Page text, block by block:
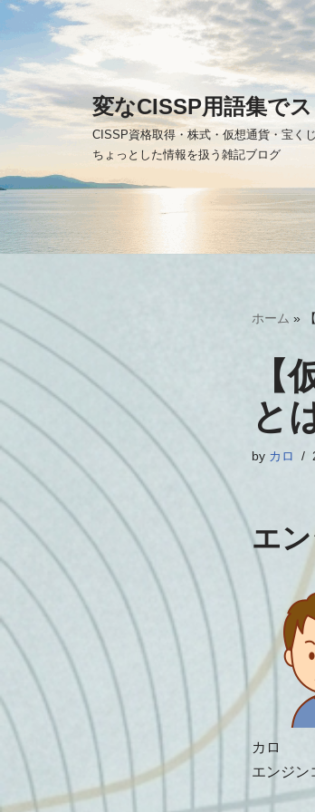
ン
テ
へ
ス
キ
ッ
変なCISSP用語集で
CISSP資格取得・株式・仮想通貨・宝く
ちょっとした情報を扱う雑記ブログ
ホーム »
【
と
by カロ
エ
カロ
エンジン